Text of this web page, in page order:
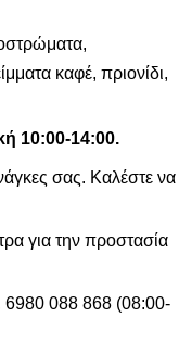
καφέ, πριονίδι,
10:00-14:00.
σας. Καλέστε να
για την προστασία
6980 088 868 (08:00-